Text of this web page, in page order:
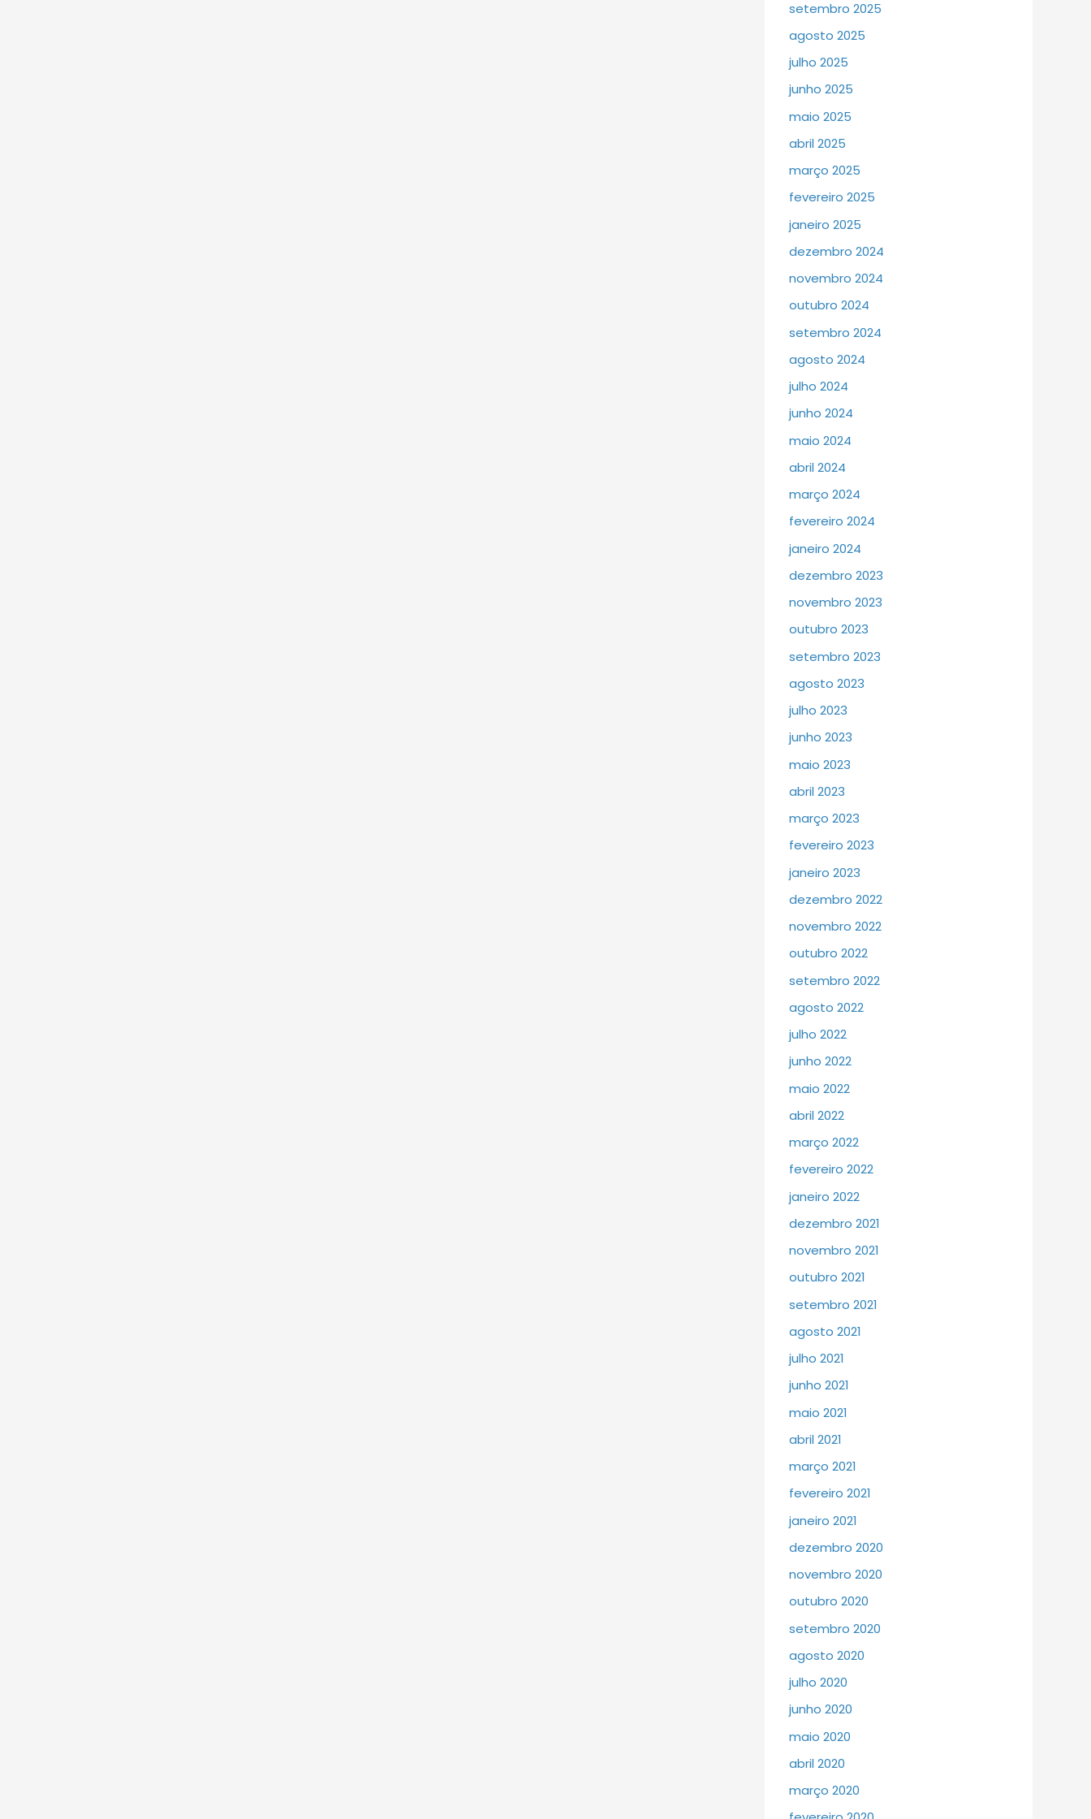
setembro 2025
agosto 2025
julho 2025
junho 2025
maio 2025
abril 2025
março 2025
fevereiro 2025
janeiro 2025
dezembro 2024
novembro 2024
outubro 2024
setembro 2024
agosto 2024
julho 2024
junho 2024
maio 2024
abril 2024
março 2024
fevereiro 2024
janeiro 2024
dezembro 2023
novembro 2023
outubro 2023
setembro 2023
agosto 2023
julho 2023
junho 2023
maio 2023
abril 2023
março 2023
fevereiro 2023
janeiro 2023
dezembro 2022
novembro 2022
outubro 2022
setembro 2022
agosto 2022
julho 2022
junho 2022
maio 2022
abril 2022
março 2022
fevereiro 2022
janeiro 2022
dezembro 2021
novembro 2021
outubro 2021
setembro 2021
agosto 2021
julho 2021
junho 2021
maio 2021
abril 2021
março 2021
fevereiro 2021
janeiro 2021
dezembro 2020
novembro 2020
outubro 2020
setembro 2020
agosto 2020
julho 2020
junho 2020
maio 2020
abril 2020
março 2020